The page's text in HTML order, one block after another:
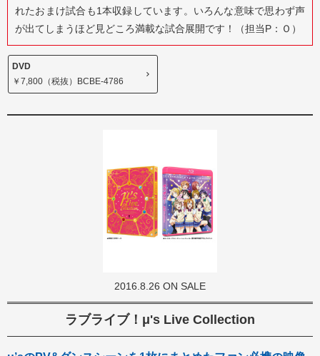
れたおまけ試合も1本収録しています。いろんな意味で思わず声
が出てしまうほど見どころ満載な試合展開です！（担当P：Ｏ）
DVD
￥7,800（税抜）BCBE-4786
2016.8.26 ON SALE
ラブライブ！μ's Live Collection